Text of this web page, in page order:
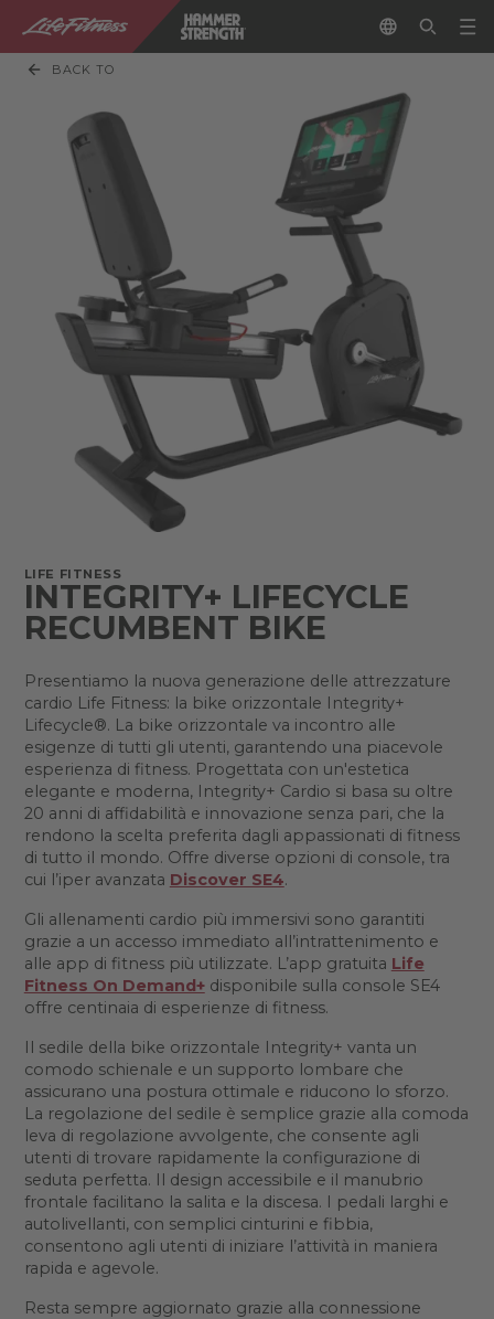
BACK TO
LIFE FITNESS
INTEGRITY+ LIFECYCLE
RECUMBENT BIKE
Presentiamo la nuova generazione delle attrezzature
cardio Life Fitness: la bike orizzontale Integrity+
Lifecycle®. La bike orizzontale va incontro alle
esigenze di tutti gli utenti, garantendo una piacevole
esperienza di fitness. Progettata con un'estetica
elegante e moderna, Integrity+ Cardio si basa su oltre
20 anni di affidabilità e innovazione senza pari, che la
rendono la scelta preferita dagli appassionati di fitness
di tutto il mondo. Offre diverse opzioni di console, tra
cui l’iper avanzata Discover SE4.
Gli allenamenti cardio più immersivi sono garantiti
grazie a un accesso immediato all’intrattenimento e
alle app di fitness più utilizzate. L’app gratuita Life
Fitness On Demand+disponibile sulla console SE4
offre centinaia di esperienze di fitness.
Il sedile della bike orizzontale Integrity+ vanta un
comodo schienale e un supporto lombare che
assicurano una postura ottimale e riducono lo sforzo.
La regolazione del sedile è semplice grazie alla comoda
leva di regolazione avvolgente, che consente agli
utenti di trovare rapidamente la configurazione di
seduta perfetta. Il design accessibile e il manubrio
frontale facilitano la salita e la discesa. I pedali larghi e
autolivellanti, con semplici cinturini e fibbia,
consentono agli utenti di iniziare l’attività in maniera
rapida e agevole.
Resta sempre aggiornato grazie alla connessione